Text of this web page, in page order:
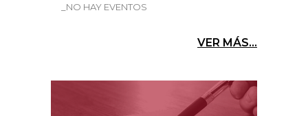
_NO HAY EVENTOS
VER MÁS...